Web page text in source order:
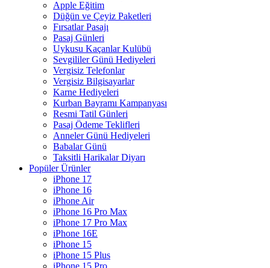
Apple Eğitim
Düğün ve Çeyiz Paketleri
Fırsatlar Pasajı
Pasaj Günleri
Uykusu Kaçanlar Kulübü
Sevgililer Günü Hediyeleri
Vergisiz Telefonlar
Vergisiz Bilgisayarlar
Karne Hediyeleri
Kurban Bayramı Kampanyası
Resmi Tatil Günleri
Pasaj Ödeme Teklifleri
Anneler Günü Hediyeleri
Babalar Günü
Taksitli Harikalar Diyarı
Popüler Ürünler
iPhone 17
iPhone 16
iPhone Air
iPhone 16 Pro Max
iPhone 17 Pro Max
iPhone 16E
iPhone 15
iPhone 15 Plus
iPhone 15 Pro